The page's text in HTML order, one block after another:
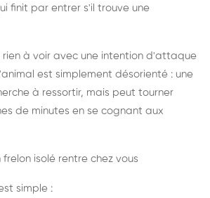
finit par entrer s'il trouve une
à voir avec une intention d'attaque
est simplement désorienté : une
à ressortir, mais peut tourner
de minutes en se cognant aux
isolé rentre chez vous
simple :